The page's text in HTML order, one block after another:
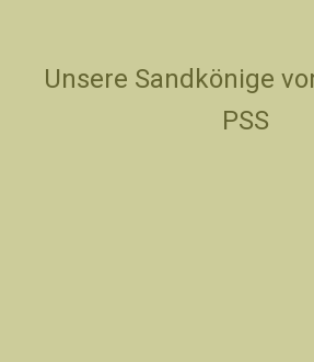
Unsere Sandkönige
PSS